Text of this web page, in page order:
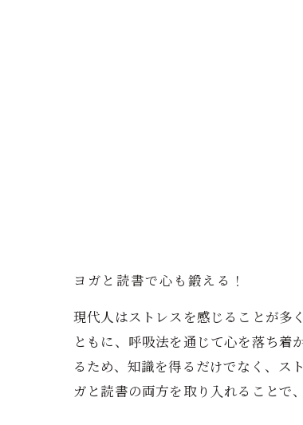
ヨガと読書で心も鍛える！
現代人はストレスを感じることが多
ともに、呼吸法を通じて心を落ち着
るため、知識を得るだけでなく、ス
ガと読書の両方を取り入れることで